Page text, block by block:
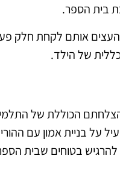
בית הספר.
אותם לקחת חלק
של הילד.
הכוללת של
על בניית אמון עם
בטוחים שבית